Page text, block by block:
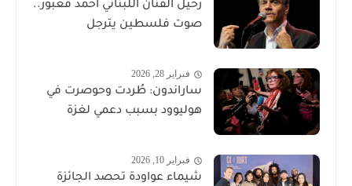
رحيل الفنان اللبناني أحمد قعبور..
صوت فلسطين يترجل
فبراير 28, 2026
ساراندون: طُردت وحوصرت في
هوليوود بسبب دعمي لغزة
فبراير 10, 2026
شيماء عواودة تحصد الجائزة